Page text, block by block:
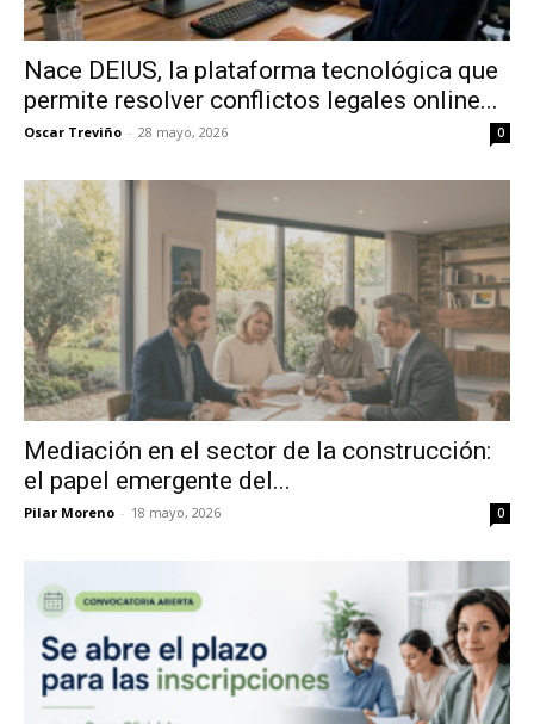
Nace DEIUS, la plataforma tecnológica que
permite resolver conflictos legales online...
Oscar Treviño - 28 mayo, 2026 0
Mediación en el sector de la construcción:
el papel emergente del...
Pilar Moreno - 18 mayo, 2026 0